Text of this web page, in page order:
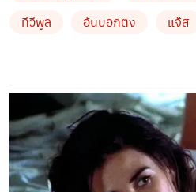
ทีวีพูล
อ้นบอกตง แจ๊ส